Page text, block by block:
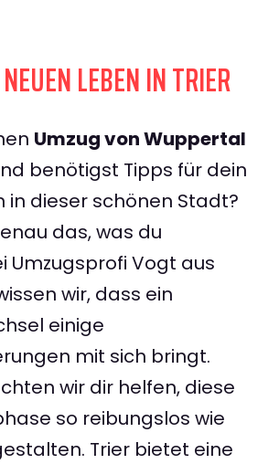
LEBEN IN TRIER
Umzug von Wuppertal
benötigst Tipps für dein
in dieser schönen Stadt?
das, was du
Umzugsprofi Vogt aus
wir, dass ein
einige
mit sich bringt.
wir dir helfen, diese
so reibungslos wie
Trier bietet eine